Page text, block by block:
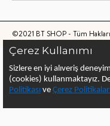
©2021 BT SHOP - Tüm Hakları
Çerez Kullanımı
Sizlere en iyi alıveriş
(cookies) kullanmaktayız.
Politikası ve Çerez Politika